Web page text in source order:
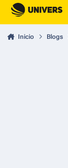
Inicio Blogs